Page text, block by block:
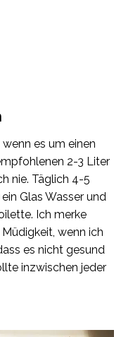
es um einen
2-3 Liter
nie. Täglich 4-5
Glas Wasser und
Ich merke
wenn ich
es nicht gesund
inzwischen jeder